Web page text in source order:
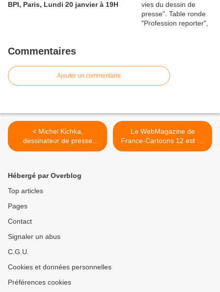
BPI, Paris, Lundi 20 janvier à 19H
Commentaires
Ajouter un commentaire
< Michel Kichka,
dessinateur de presse
israélien : «Israël est
Le WebMagazine de
France-Cartoons 12 est en
ligne >
Hébergé par Overblog
Top articles
Pages
Contact
Signaler un abus
C.G.U.
Cookies et données personnelles
Préférences cookies